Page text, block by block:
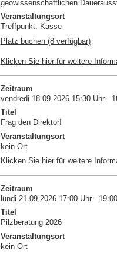
geowissenschaftlichen
Veranstaltungsort
Treffpunkt: Kasse
Platz buchen (8 verfügbar)
Klicken Sie hier für weitere
Zeitraum
vendredi 18.09.2026 15:30 Uhr -
Titel
Frag den Direktor!
Veranstaltungsort
kein Ort
Klicken Sie hier für weitere
Zeitraum
lundi 21.09.2026 17:00 Uhr -
Titel
Pilzberatung 2026
Veranstaltungsort
kein Ort